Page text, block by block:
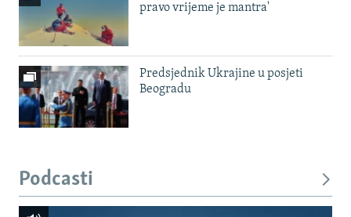
pravo vrijeme je mantra'
Predsjednik Ukrajine u posjeti
Beogradu
Podcasti